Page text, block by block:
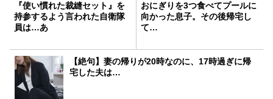
『使い慣れた裁縫セット』を
持参するよう言われた自衛隊
員は…あ
おにぎりを3つ食べてプールに
向かった息子。その後帰宅し
て…
【絶句】妻の帰りが20時なのに、17時過ぎに帰
宅した夫は…